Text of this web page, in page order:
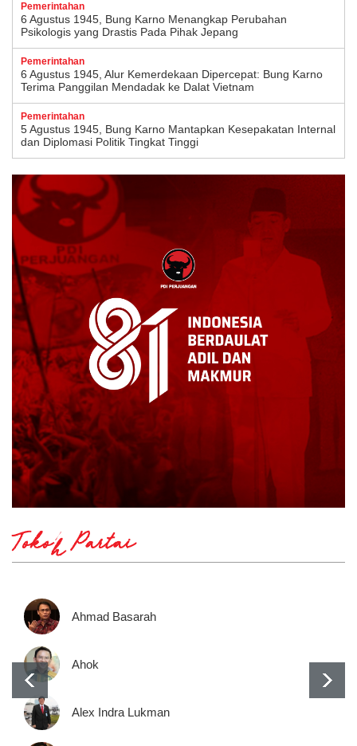
Pemerintahan
6 Agustus 1945, Bung Karno Menangkap Perubahan
Psikologis yang Drastis Pada Pihak Jepang
Pemerintahan
6 Agustus 1945, Alur Kemerdekaan Dipercepat: Bung Karno
Terima Panggilan Mendadak ke Dalat Vietnam
Pemerintahan
5 Agustus 1945, Bung Karno Mantapkan Kesepakatan Internal
dan Diplomasi Politik Tingkat Tinggi
Tokoh Partai
Ahmad Basarah
Ahok
Alex Indra Lukman